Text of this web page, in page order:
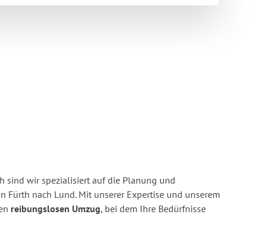
sind wir spezialisiert auf die Planung und
Fürth nach Lund. Mit unserer Expertise und unserem
reibungslosen Umzug, bei dem Ihre Bedürfnisse